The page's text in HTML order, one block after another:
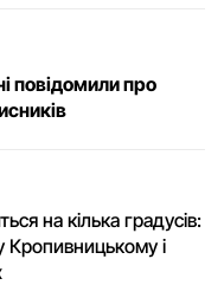
повідомили про
на кілька градусів:
Кропивницькому і